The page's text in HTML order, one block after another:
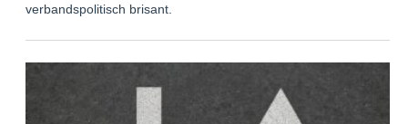
verbandspolitisch brisant.